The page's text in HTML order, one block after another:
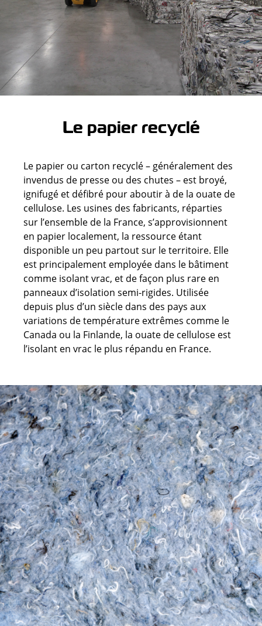
Le papier recyclé
Le papier ou carton recyclé – généralement des
invendus de presse ou des chutes – est broyé,
ignifugé et défibré pour aboutir à de la ouate de
cellulose. Les usines des fabricants, réparties
sur l’ensemble de la France, s’approvisionnent
en papier localement, la ressource étant
disponible un peu partout sur le territoire. Elle
est principalement employée dans le bâtiment
comme isolant vrac, et de façon plus rare en
panneaux d’isolation semi-rigides. Utilisée
depuis plus d’un siècle dans des pays aux
variations de température extrêmes comme le
Canada ou la Finlande, la ouate de cellulose est
l’isolant en vrac le plus répandu en France.